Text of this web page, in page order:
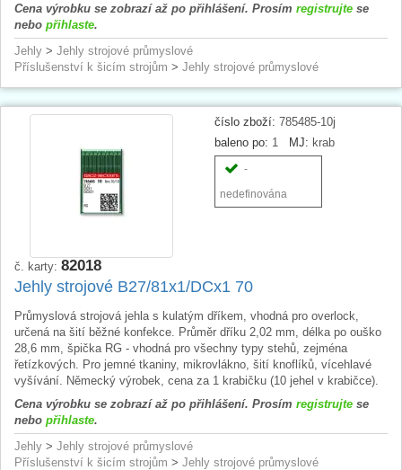
Cena výrobku se zobrazí až po přihlášení. Prosím registrujte se
nebo přihlaste.
Jehly > Jehly strojové průmyslové
Příslušenství k šicím strojům > Jehly strojové průmyslové
číslo zboží: 785485-10j
baleno po: 1 MJ: krab
-
nedefinována
č. karty: 82018
Jehly strojové B27/81x1/DCx1 70
Průmyslová strojová jehla s kulatým dříkem, vhodná pro overlock,
určená na šití běžné konfekce. Průměr dříku 2,02 mm, délka po ouško
28,6 mm, špička RG - vhodná pro všechny typy stehů, zejména
řetízkových. Pro jemné tkaniny, mikrovlákno, šití knoflíků, vícehlavé
vyšívání. Německý výrobek, cena za 1 krabičku (10 jehel v krabičce).
Cena výrobku se zobrazí až po přihlášení. Prosím registrujte se
nebo přihlaste.
Jehly > Jehly strojové průmyslové
Příslušenství k šicím strojům > Jehly strojové průmyslové